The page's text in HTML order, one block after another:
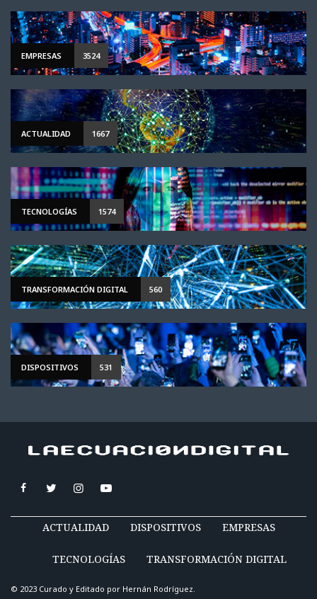
EMPRESAS 3524
ACTUALIDAD 1667
TECNOLOGÍAS 1574
TRANSFORMACIÓN DIGITAL 560
DISPOSITIVOS 531
ACTUALIDAD DISPOSITIVOS EMPRESAS
TECNOLOGÍAS TRANSFORMACIÓN DIGITAL
© 2023 Curado y Editado por Hernán Rodríguez.